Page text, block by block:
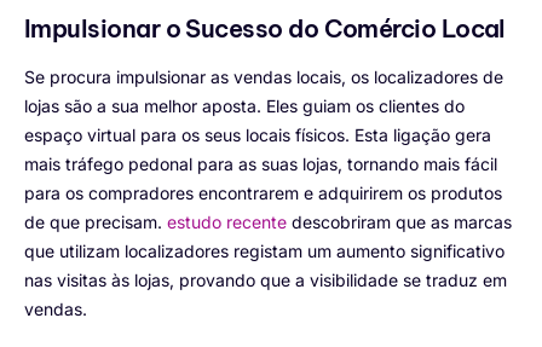
Impulsionar o Sucesso do Comércio Local
Se procura impulsionar as vendas locais, os localizadores de
lojas são a sua melhor aposta. Eles guiam os clientes do
espaço virtual para os seus locais físicos. Esta ligação gera
mais tráfego pedonal para as suas lojas, tornando mais fácil
para os compradores encontrarem e adquirirem os produtos
de que precisam. estudo recente descobriram que as marcas
que utilizam localizadores registam um aumento significativo
nas visitas às lojas, provando que a visibilidade se traduz em
vendas.